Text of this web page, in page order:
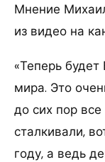
Мнение
из видео на
«Теперь
мира. Это
до сих пор
сталкивали,
году, а ведь